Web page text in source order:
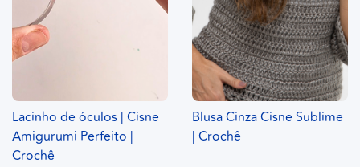
Lacinho de óculos | Cisne
Amigurumi Perfeito |
Crochê
Blusa Cinza Cisne Sublime
| Crochê